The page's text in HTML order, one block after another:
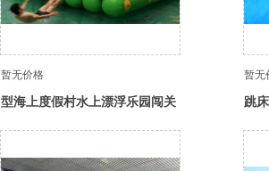
暂无价格
型海上度假村水上漂浮乐园闯关
暂无
跳